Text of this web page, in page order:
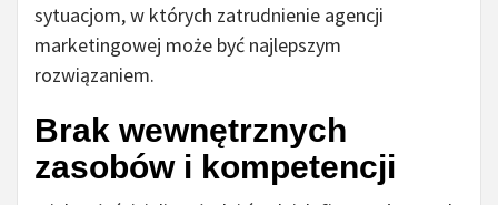
sytuacjom, w których zatrudnienie agencji
marketingowej może być najlepszym
rozwiązaniem.
Brak wewnętrznych
zasobów i kompetencji